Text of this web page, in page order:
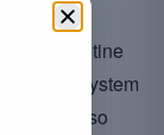
Routine
Immunsystem
unter so